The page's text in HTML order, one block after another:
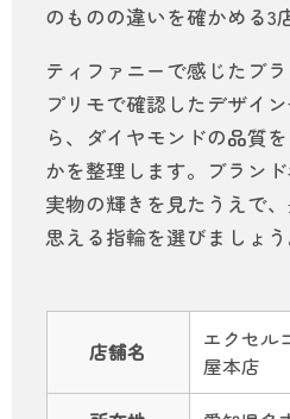
のものの違いを確かめる3
ティファニーで感じたブ
プリモで確認したデザイ
ら、ダイヤモンドの品質
かを整理します。ブランド
実物の輝きを見たうえで
思える指輪を選びましょう
店舗名
エクセル
屋本店